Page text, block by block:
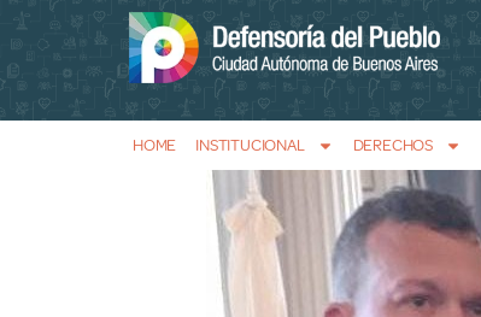
HOME INSTITUCIONAL DERECHOS